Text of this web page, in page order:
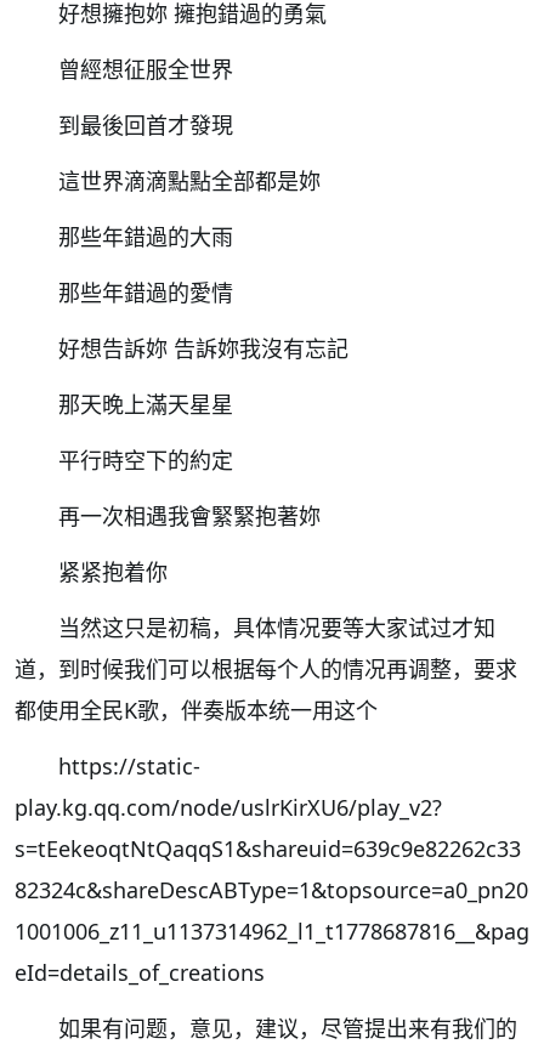
好想擁抱妳 擁抱錯過的勇氣
曾經想征服全世界
到最後回首才發現
這世界滴滴點點全部都是妳
那些年錯過的大雨
那些年錯過的愛情
好想告訴妳 告訴妳我沒有忘記
那天晚上滿天星星
平行時空下的約定
再⼀次相遇我會緊緊抱著妳
紧紧抱着你
当然这只是初稿，具体情况要等大家试过才知
道，到时候我们可以根据每个人的情况再调整，要求
都使用全民K歌，伴奏版本统一用这个
https://static-
play.kg.qq.com/node/uslrKirXU6/play_v2?
s=tEekeoqtNtQaqqS1&shareuid=639c9e82262c33
82324c&shareDescABType=1&topsource=a0_pn20
1001006_z11_u1137314962_l1_t1778687816__&pag
eId=details_of_creations
如果有问题，意见，建议，尽管提出来有我们的